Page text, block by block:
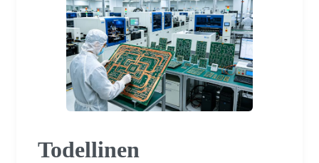
Todellinen